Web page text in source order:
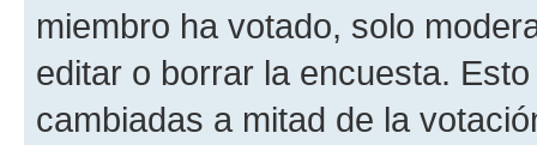
miembro ha votado, solo
editar o borrar la encuesta.
cambiadas a mitad de la